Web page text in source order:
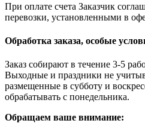
При оплате счета Заказчик
перевозки, установленными в
Обработка заказа, особые
Заказ собирают в течение 3-5
Выходные и праздники не
размещенные в субботу и
обрабатывать с понедельника.
Обращаем ваше внимание: